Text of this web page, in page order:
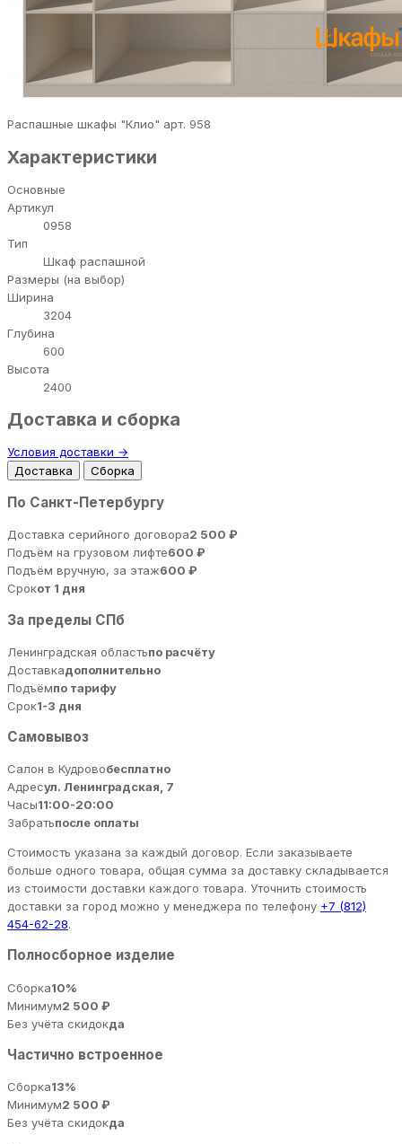
Распашные шкафы "Клио" арт. 958
Характеристики
Основные
Артикул
0958
Тип
Шкаф распашной
Размеры (на выбор)
Ширина
3204
Глубина
600
Высота
2400
Доставка и сборка
Условия доставки →
Доставка
Сборка
По Санкт-Петербургу
Доставка серийного договора2 500 ₽
Подъём на грузовом лифте600 ₽
Подъём вручную, за этаж600 ₽
Срокот 1 дня
За пределы СПб
Ленинградская областьпо расчёту
Доставкадополнительно
Подъёмпо тарифу
Срок1-3 дня
Самовывоз
Салон в Кудровобесплатно
Адресул. Ленинградская, 7
Часы11:00-20:00
Забратьпосле оплаты
Стоимость указана за каждый договор. Если заказываете
больше одного товара, общая сумма за доставку складывается
из стоимости доставки каждого товара. Уточнить стоимость
доставки за город можно у менеджера по телефону +7 (812)
454-62-28.
Полносборное изделие
Сборка10%
Минимум2 500 ₽
Без учёта скидокда
Частично встроенное
Сборка13%
Минимум2 500 ₽
Без учёта скидокда